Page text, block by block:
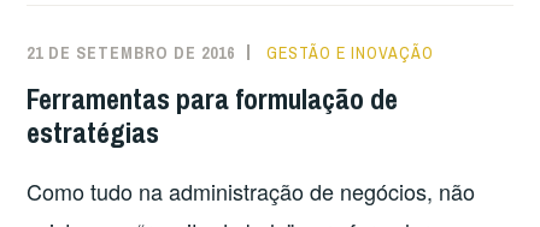
21 DE SETEMBRO DE 2016 GESTÃO E INOVAÇÃO
Ferramentas para formulação de
estratégias
Como tudo na administração de negócios, não